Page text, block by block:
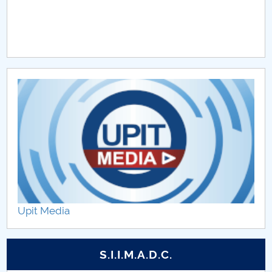
Upit Media
S.I.I.M.A.D.C.